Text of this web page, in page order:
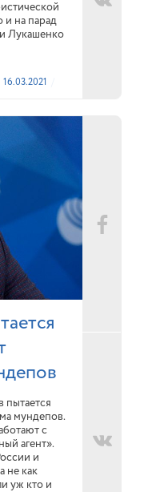
и на парад
Лукашенко
16.03.2021
мундепов.
с
агент».
и
не как
уж кто и